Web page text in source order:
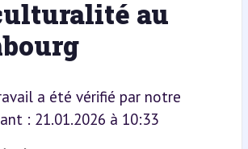
au
a été vérifié par notre
: 21.01.2026 à 10:33